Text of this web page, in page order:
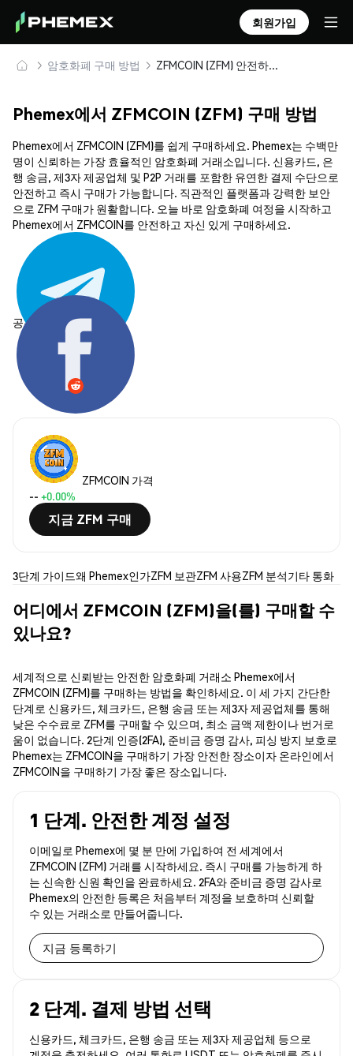
회원가입
암호화폐 구매 방법 ZFMCOIN (ZFM) 안전하게 구매 및 보관
Phemex에서 ZFMCOIN (ZFM) 구매 방법
Phemex에서 ZFMCOIN (ZFM)를 쉽게 구매하세요. Phemex는 수백만
명이 신뢰하는 가장 효율적인 암호화폐 거래소입니다. 신용카드, 은
행 송금, 제3자 제공업체 및 P2P 거래를 포함한 유연한 결제 수단으로
안전하고 즉시 구매가 가능합니다. 직관적인 플랫폼과 강력한 보안
으로 ZFM 구매가 원활합니다. 오늘 바로 암호화폐 여정을 시작하고
Phemex에서 ZFMCOIN를 안전하고 자신 있게 구매하세요.
공유하기:
ZFMCOIN 가격
-- +0.00%
지금 ZFM 구매
3단계 가이드왜 Phemex인가ZFM 보관ZFM 사용ZFM 분석기타 통화
어디에서 ZFMCOIN (ZFM)을(를) 구매할 수
있나요?
세계적으로 신뢰받는 안전한 암호화폐 거래소 Phemex에서
ZFMCOIN (ZFM)를 구매하는 방법을 확인하세요. 이 세 가지 간단한
단계로 신용카드, 체크카드, 은행 송금 또는 제3자 제공업체를 통해
낮은 수수료로 ZFM를 구매할 수 있으며, 최소 금액 제한이나 번거로
움이 없습니다. 2단계 인증(2FA), 준비금 증명 감사, 피싱 방지 보호로
Phemex는 ZFMCOIN을 구매하기 가장 안전한 장소이자 온라인에서
ZFMCOIN을 구매하기 가장 좋은 장소입니다.
1 단계. 안전한 계정 설정
이메일로 Phemex에 몇 분 만에 가입하여 전 세계에서
ZFMCOIN (ZFM) 거래를 시작하세요. 즉시 구매를 가능하게 하
는 신속한 신원 확인을 완료하세요. 2FA와 준비금 증명 감사로
Phemex의 안전한 등록은 처음부터 계정을 보호하며 신뢰할
수 있는 거래소로 만들어줍니다.
지금 등록하기
2 단계. 결제 방법 선택
신용카드, 체크카드, 은행 송금 또는 제3자 제공업체 등으로